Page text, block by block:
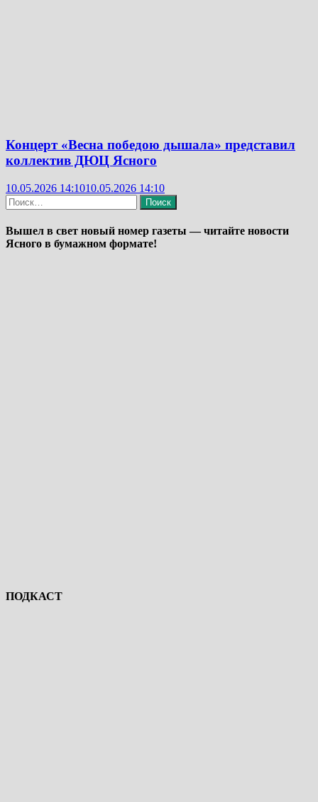
Концерт «Весна победою дышала» представил
коллектив ДЮЦ Ясного
10.05.2026 14:1010.05.2026 14:10
Найти:
Вышел в свет новый номер газеты — читайте новости
Ясного в бумажном формате!
ПОДКАСТ